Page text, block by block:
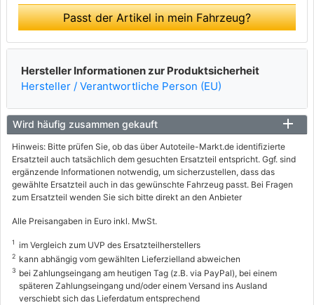
Passt der Artikel in mein Fahrzeug?
Hersteller Informationen zur Produktsicherheit
Hersteller / Verantwortliche Person (EU)
Wird häufig zusammen gekauft
Hinweis: Bitte prüfen Sie, ob das über Autoteile-Markt.de identifizierte
Ersatzteil auch tatsächlich dem gesuchten Ersatzteil entspricht. Ggf. sind
ergänzende Informationen notwendig, um sicherzustellen, dass das
gewählte Ersatzteil auch in das gewünschte Fahrzeug passt. Bei Fragen
zum Ersatzteil wenden Sie sich bitte direkt an den Anbieter
Alle Preisangaben in Euro inkl. MwSt.
1 im Vergleich zum UVP des Ersatzteilherstellers
2 kann abhängig vom gewählten Lieferzielland abweichen
3 bei Zahlungseingang am heutigen Tag (z.B. via PayPal), bei einem
späteren Zahlungseingang und/oder einem Versand ins Ausland
verschiebt sich das Lieferdatum entsprechend